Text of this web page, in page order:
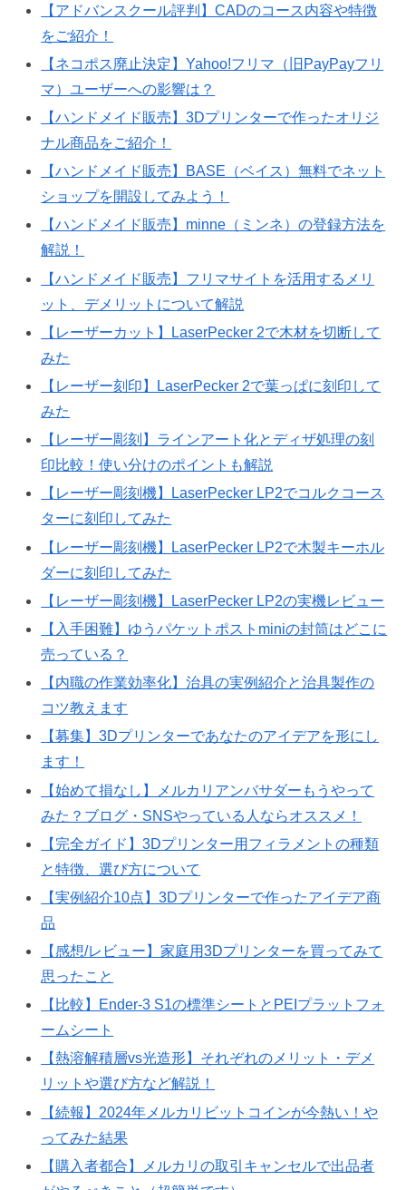
【アドバンスクール評判】CADのコース内容や特徴
をご紹介！
【ネコポス廃止決定】Yahoo!フリマ（旧PayPayフリ
マ）ユーザーへの影響は？
【ハンドメイド販売】3Dプリンターで作ったオリジ
ナル商品をご紹介！
【ハンドメイド販売】BASE（ベイス）無料でネット
ショップを開設してみよう！
【ハンドメイド販売】minne（ミンネ）の登録方法を
解説！
【ハンドメイド販売】フリマサイトを活用するメリ
ット、デメリットについて解説
【レーザーカット】LaserPecker 2で木材を切断して
みた
【レーザー刻印】LaserPecker 2で葉っぱに刻印して
みた
【レーザー彫刻】ラインアート化とディザ処理の刻
印比較！使い分けのポイントも解説
【レーザー彫刻機】LaserPecker LP2でコルクコース
ターに刻印してみた
【レーザー彫刻機】LaserPecker LP2で木製キーホル
ダーに刻印してみた
【レーザー彫刻機】LaserPecker LP2の実機レビュー
【入手困難】ゆうパケットポストminiの封筒はどこに
売っている？
【内職の作業効率化】治具の実例紹介と治具製作の
コツ教えます
【募集】3Dプリンターであなたのアイデアを形にし
ます！
【始めて損なし】メルカリアンバサダーもうやって
みた？ブログ・SNSやっている人ならオススメ！
【完全ガイド】3Dプリンター用フィラメントの種類
と特徴、選び方について
【実例紹介10点】3Dプリンターで作ったアイデア商
品
【感想/レビュー】家庭用3Dプリンターを買ってみて
思ったこと
【比較】Ender-3 S1の標準シートとPEIプラットフォ
ームシート
【熱溶解積層vs光造形】それぞれのメリット・デメ
リットや選び方など解説！
【続報】2024年メルカリビットコインが今熱い！や
ってみた結果
【購入者都合】メルカリの取引キャンセルで出品者